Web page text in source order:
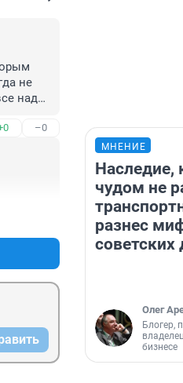
не
надо
–0
МНЕНИЕ
Наследие,
чудом не
разнес
советских
Олег
Блогер,
бизнесе